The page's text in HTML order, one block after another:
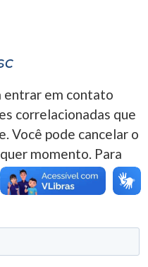
entrar em contato
correlacionadas que
Você pode cancelar o
momento. Para
de